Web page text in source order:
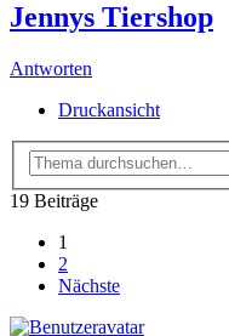
Jennys Tiershop
Antworten
Druckansicht
19 Beiträge
1
2
Nächste